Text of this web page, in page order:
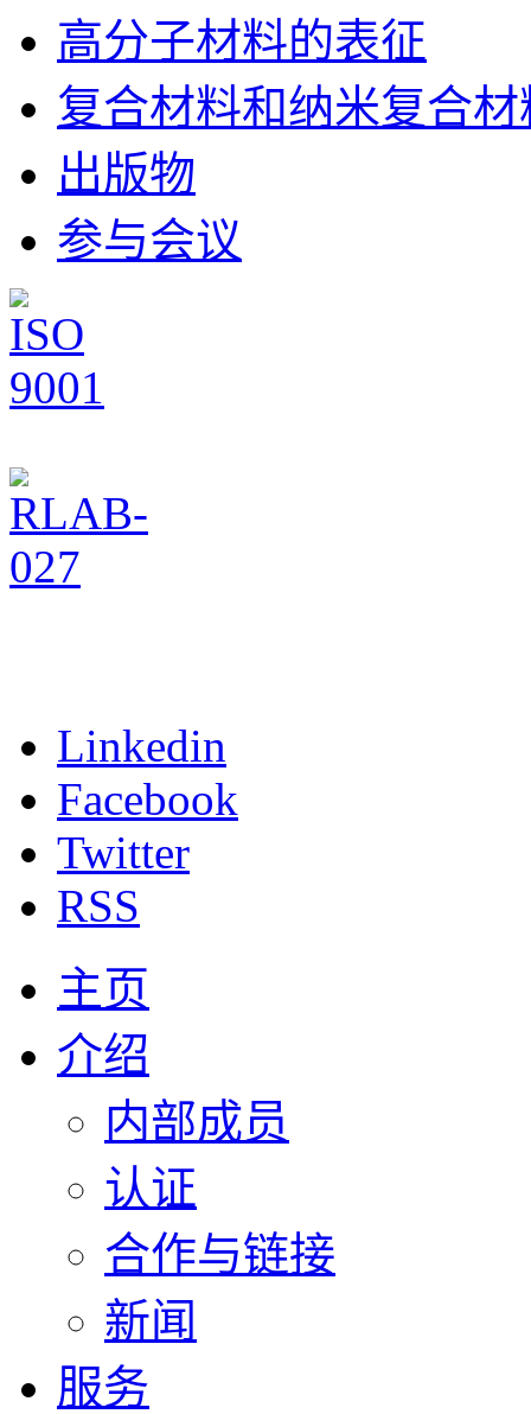
高分子材料的表征
复合材料和纳米复合材
出版物
参与会议
Linkedin
Facebook
Twitter
RSS
主页
介绍
内部成员
认证
合作与链接
新闻
服务